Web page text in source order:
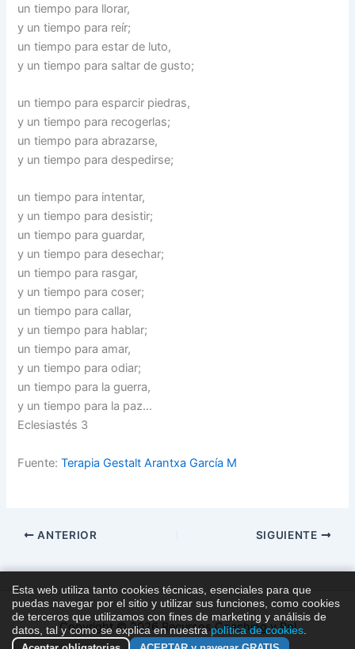
un tiempo para llorar,
y un tiempo para reír;
un tiempo para estar de luto,
y un tiempo para saltar de gusto;
un tiempo para esparcir piedras,
y un tiempo para recogerlas;
un tiempo para abrazarse,
y un tiempo para despedirse;
un tiempo para intentar,
y un tiempo para desistir;
un tiempo para guardar,
y un tiempo para desechar;
un tiempo para rasgar,
y un tiempo para coser;
un tiempo para callar,
y un tiempo para hablar;
un tiempo para amar,
y un tiempo para odiar;
un tiempo para la guerra,
y un tiempo para la paz…
Eclesiastés 3
Fuente:Terapia Gestalt Arantxa García M
ANTERIOR SIGUIENTE
Copyright © 2026 Recursos Coaching y Pnl
Esta web utiliza tanto cookies técnicas, esenciales para que
puedas navegar por el sitio y utilizar sus funciones, como cookies
de terceros que utilizamos con fines de marketing y análisis de
datos, tal y como se explica en nuestrapolítica de cookies